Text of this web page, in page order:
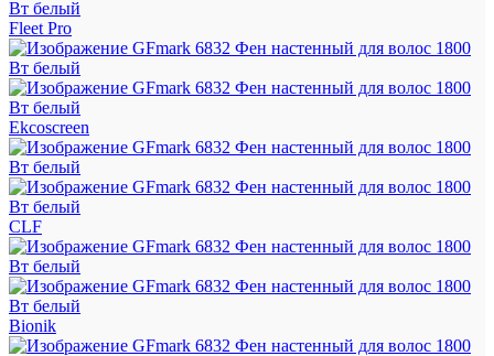
Fleet Pro
Ekcoscreen
CLF
Bionik